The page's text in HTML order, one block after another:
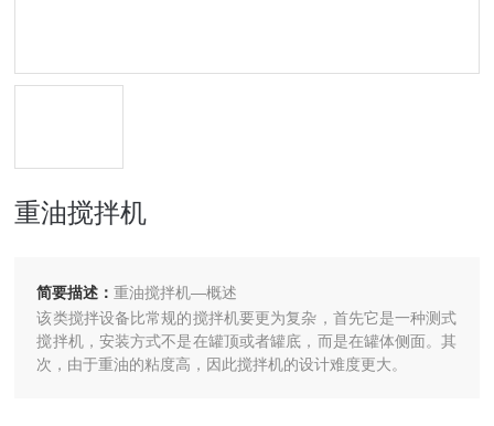
重油搅拌机
简要描述：重油搅拌机—概述
该类搅拌设备比常规的搅拌机要更为复杂，首先它是一种测式
搅拌机，安装方式不是在罐顶或者罐底，而是在罐体侧面。其
次，由于重油的粘度高，因此搅拌机的设计难度更大。